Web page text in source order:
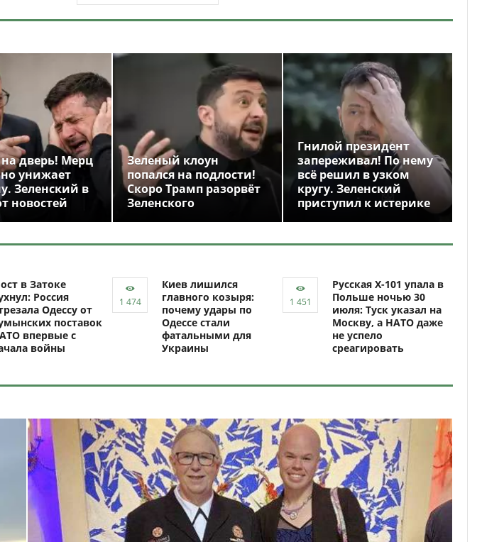
дверь! Мерц
унижает
Зеленский в
новостей
Зеленый клоун
попался на подлости!
Скоро Трамп разорвёт
Зеленского
Гнилой президент
запереживал! По нему
всё решил в узком
кругу. Зеленский
приступил к истерике
в Затоке
Россия
Одессу от
поставок
впервые с
войны
Киев лишился
главного козыря:
почему удары по
Одессе стали
фатальными для
Украины
Русская Х-101 упала в
Польше ночью 30
июля: Туск указал на
Москву, а НАТО даже
не успело
среагировать